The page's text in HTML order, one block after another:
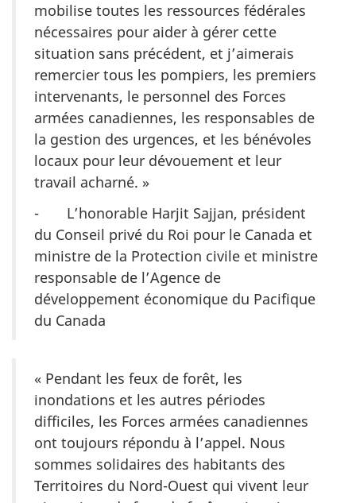
mobilise toutes les ressources fédérales
nécessaires pour aider à gérer cette
situation sans précédent, et j’aimerais
remercier tous les pompiers, les premiers
intervenants, le personnel des Forces
armées canadiennes, les responsables de
la gestion des urgences, et les bénévoles
locaux pour leur dévouement et leur
travail acharné. »
- L’honorable Harjit Sajjan, président
du Conseil privé du Roi pour le Canada et
ministre de la Protection civile et ministre
responsable de l’Agence de
développement économique du Pacifique
du Canada
« Pendant les feux de forêt, les
inondations et les autres périodes
difficiles, les Forces armées canadiennes
ont toujours répondu à l’appel. Nous
sommes solidaires des habitants des
Territoires du Nord-Ouest qui vivent leur